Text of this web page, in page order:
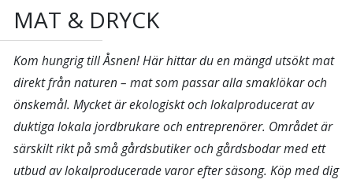
MAT & DRYCK
Kom hungrig till Åsnen! Här hittar du en mängd utsökt mat
direkt från naturen – mat som passar alla smaklökar och
önskemål. Mycket är ekologiskt och lokalproducerat av
duktiga lokala jordbrukare och entreprenörer. Området är
särskilt rikt på små gårdsbutiker och gårdsbodar med ett
utbud av lokalproducerade varor efter säsong. Köp med dig